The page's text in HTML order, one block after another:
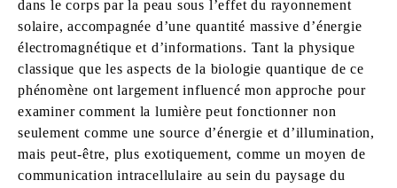
dans le corps par la peau sous l’effet du rayonnement
solaire, accompagnée d’une quantité massive d’énergie
électromagnétique et d’informations. Tant la physique
classique que les aspects de la biologie quantique de ce
phénomène ont largement influencé mon approche pour
examiner comment la lumière peut fonctionner non
seulement comme une source d’énergie et d’illumination,
mais peut-être, plus exotiquement, comme un moyen de
communication intracellulaire au sein du paysage du